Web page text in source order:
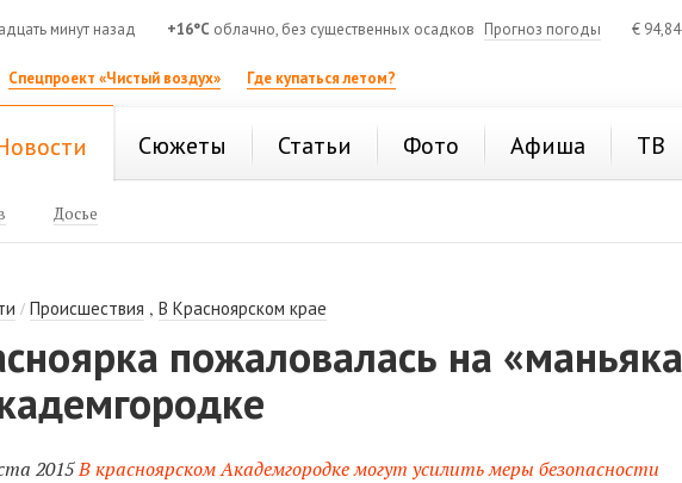
минут назад +16°C облачно, без существенных осадков Прогноз погоды €
Спецпроект «Чистый воздух» Где купаться летом?
Сюжеты Статьи Фото Афиша ТВ
Досье
/Происшествия ,В Красноярском крае
пожаловалась на
2015В красноярском Академгородке могут усилить меры безопасности